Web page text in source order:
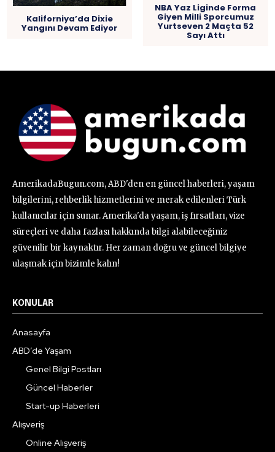
Kaliforniya’da Dixie
Yangını Devam Ediyor
NBA Yaz Liginde Forma
Giyen Milli Sporcumuz
Yurtseven 2 Maçta 52
Sayı Attı
AmerikadaBugun.com, ABD'den en güncel haberleri, yaşam
bilgilerini, rehberlik hizmetlerini ve merak edilenleri Türk
kullanıcılar için sunar. Amerika'da yaşam, iş fırsatları, vize
süreçleri ve daha fazlası hakkında bilgi alabileceğiniz
güvenilir bir kaynaktır. Her zaman doğru ve güncel bilgiye
ulaşmak için bizimle kalın!
KONULAR
Anasayfa
ABD’de Yaşam
Genel Bilgi Postları
Güncel Haberler
Start-up Haberleri
Alışveriş
Online Alışveriş